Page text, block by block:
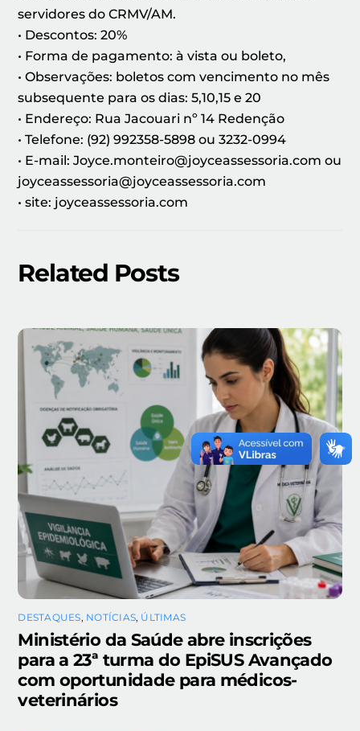
servidores do CRMV/AM.
• Descontos: 20%
• Forma de pagamento: à vista ou boleto,
• Observações: boletos com vencimento no mês
subsequente para os dias: 5,10,15 e 20
• Endereço: Rua Jacouari nº 14 Redenção
• Telefone: (92) 992358-5898 ou 3232-0994
• E-mail: Joyce.monteiro@joyceassessoria.com ou
joyceassessoria@joyceassessoria.com
• site: joyceassessoria.com
Related Posts
DESTAQUES, NOTÍCIAS, ÚLTIMAS
Ministério da Saúde abre inscrições
para a 23ª turma do EpiSUS Avançado
com oportunidade para médicos-
veterinários